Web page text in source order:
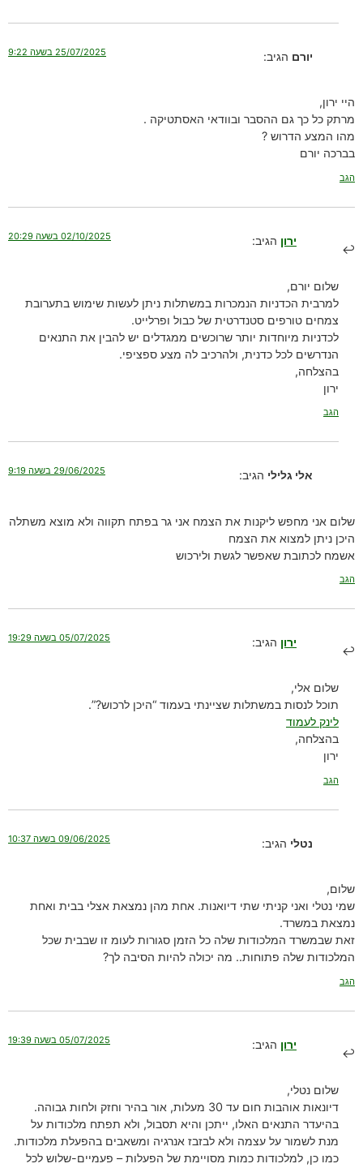
יורם הגיב: 25/07/2025 בשעה 9:22
היי ירון,
מרתק כל כך גם ההסבר ובוודאי האסתטיקה .
מהו המצע הדרוש ?
בברכה יורם
הגב
ירון הגיב: 02/10/2025 בשעה 20:29
שלום יורם,
למרבית הכדניות הנמכרות במשתלות ניתן לעשות שימוש בתערובת
צמחים טורפים סטנדרטית של כבול ופרלייט.
לכדניות מיוחדות יותר שרוכשים ממגדלים יש להבין את התנאים
הנדרשים לכל כדנית, ולהרכיב לה מצע ספציפי.
בהצלחה,
ירון
הגב
אלי גלילי הגיב: 29/06/2025 בשעה 9:19
שלום אני מחפש ליקנות את הצמח אני גר בפתח תקווה ולא מוצא משתלה
היכן ניתן למצוא את הצמח
אשמח לכתובת שאפשר לגשת ולירכוש
הגב
ירון הגיב: 05/07/2025 בשעה 19:29
שלום אלי,
תוכל לנסות במשתלות שציינתי בעמוד “היכן לרכוש?”.
לינק לעמוד
בהצלחה,
ירון
הגב
נטלי הגיב: 09/06/2025 בשעה 10:37
שלום,
שמי נטלי ואני קניתי שתי דיואנות. אחת מהן נמצאת אצלי בבית ואחת
נמצאת במשרד.
זאת שבמשרד המלכודות שלה כל הזמן סגורות לעומ זו שבבית שכל
המלכודות שלה פתוחות.. מה יכולה להיות הסיבה לך?
הגב
ירון הגיב: 05/07/2025 בשעה 19:39
שלום נטלי,
דיונאות אוהבות חום עד 30 מעלות, אור בהיר וחזק ולחות גבוהה.
בהיעדר התנאים האלו, ייתכן והיא תסבול, ולא תפתח מלכודות על
מנת לשמור על עצמה ולא לבזבז אנרגיה ומשאבים בהפעלת מלכודות.
כמו כן, למלכודות כמות מסויימת של הפעלות – פעמיים-שלוש לכל